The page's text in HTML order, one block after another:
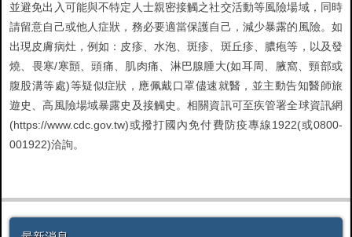
並避免出入可能與不特定人士親密接觸之社交活動等風險場域，同時
請留意自己或他人症狀，務必要適當保護自己，減少暴露的風險。如
出現皮膚病灶，例如：皮疹、水泡、斑疹、斑丘疹、膿疱等，以及發
燒、畏寒/寒顫、頭痛、肌肉痛、淋巴腺腫大(如耳周、腋窩、頸部或
腹股溝等處)等疑似症狀，應佩戴口罩儘速就醫，並主動告知醫師旅
遊史、高風險場域暴露史及接觸史。相關資訊可至疾管署全球資訊網
(https://www.cdc.gov.tw)或撥打國內免付費防疫專線1922(或0800-
001922)洽詢。